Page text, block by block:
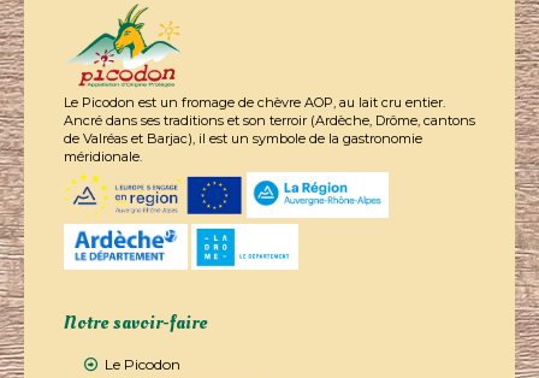
Le Picodon est un fromage de chèvre AOP, au lait cru entier.
Ancré dans ses traditions et son terroir (Ardèche, Drôme, cantons
de Valréas et Barjac), il est un symbole de la gastronomie
méridionale.
Notre savoir-faire
Le Picodon